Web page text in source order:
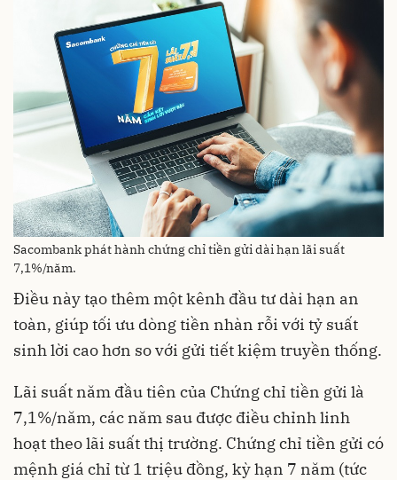
Sacombank phát hành chứng chỉ tiền gửi dài hạn lãi suất
7,1%/năm.
Điều này tạo thêm một kênh đầu tư dài hạn an
toàn, giúp tối ưu dòng tiền nhàn rỗi với tỷ suất
sinh lời cao hơn so với gửi tiết kiệm truyền thống.
Lãi suất năm đầu tiên của Chứng chỉ tiền gửi là
7,1%/năm, các năm sau được điều chỉnh linh
hoạt theo lãi suất thị trường. Chứng chỉ tiền gửi có
mệnh giá chỉ từ 1 triệu đồng, kỳ hạn 7 năm (tức